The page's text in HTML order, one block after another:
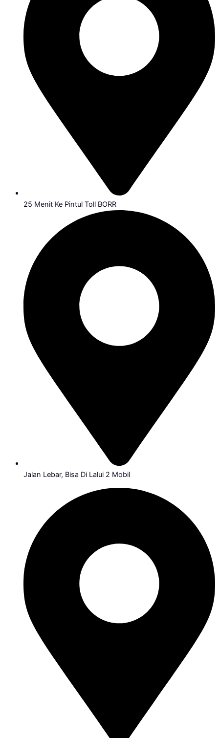
25 Menit Ke Pintul Toll BORR
Jalan Lebar, Bisa Di Lalui 2 Mobil